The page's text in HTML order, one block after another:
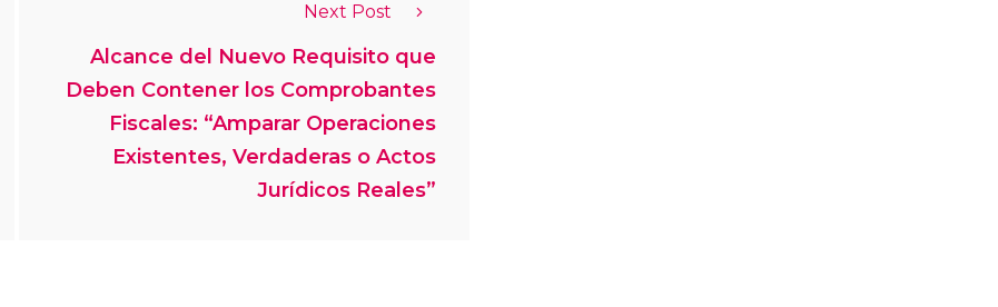
Next Post
Alcance del Nuevo Requisito que
Deben Contener los Comprobantes
Fiscales: “Amparar Operaciones
Existentes, Verdaderas o Actos
Jurídicos Reales”